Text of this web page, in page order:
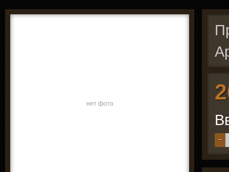
нет фото
−